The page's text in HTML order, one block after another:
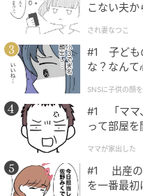
こない夫か
され妻なつこ
#1 子ども
な？なんて
SNSに子供の顔
#1 「ママ
って部屋を
ママが家出した
#1 出産の
を一番最初